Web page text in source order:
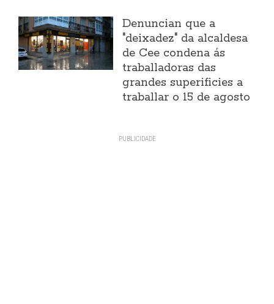
Denuncian que a
"deixadez" da alcaldesa
de Cee condena ás
traballadoras das
grandes superificies a
traballar o 15 de agosto